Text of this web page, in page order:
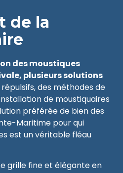
de la
des moustiques
plusieurs solutions
des méthodes de
de moustiquaires
préférée de bien des
Maritime pour qui
est un véritable fléau
grille fine et élégante en